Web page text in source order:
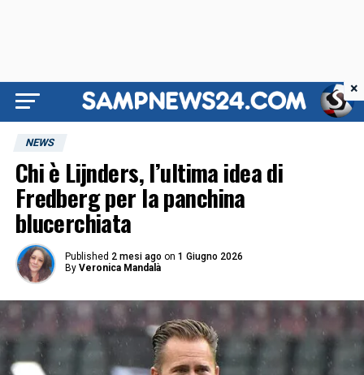
NEWS
Chi è Lijnders, l’ultima idea di
Fredberg per la panchina
blucerchiata
Published 2 mesi ago on 1 Giugno 2026
By Veronica Mandalà
×